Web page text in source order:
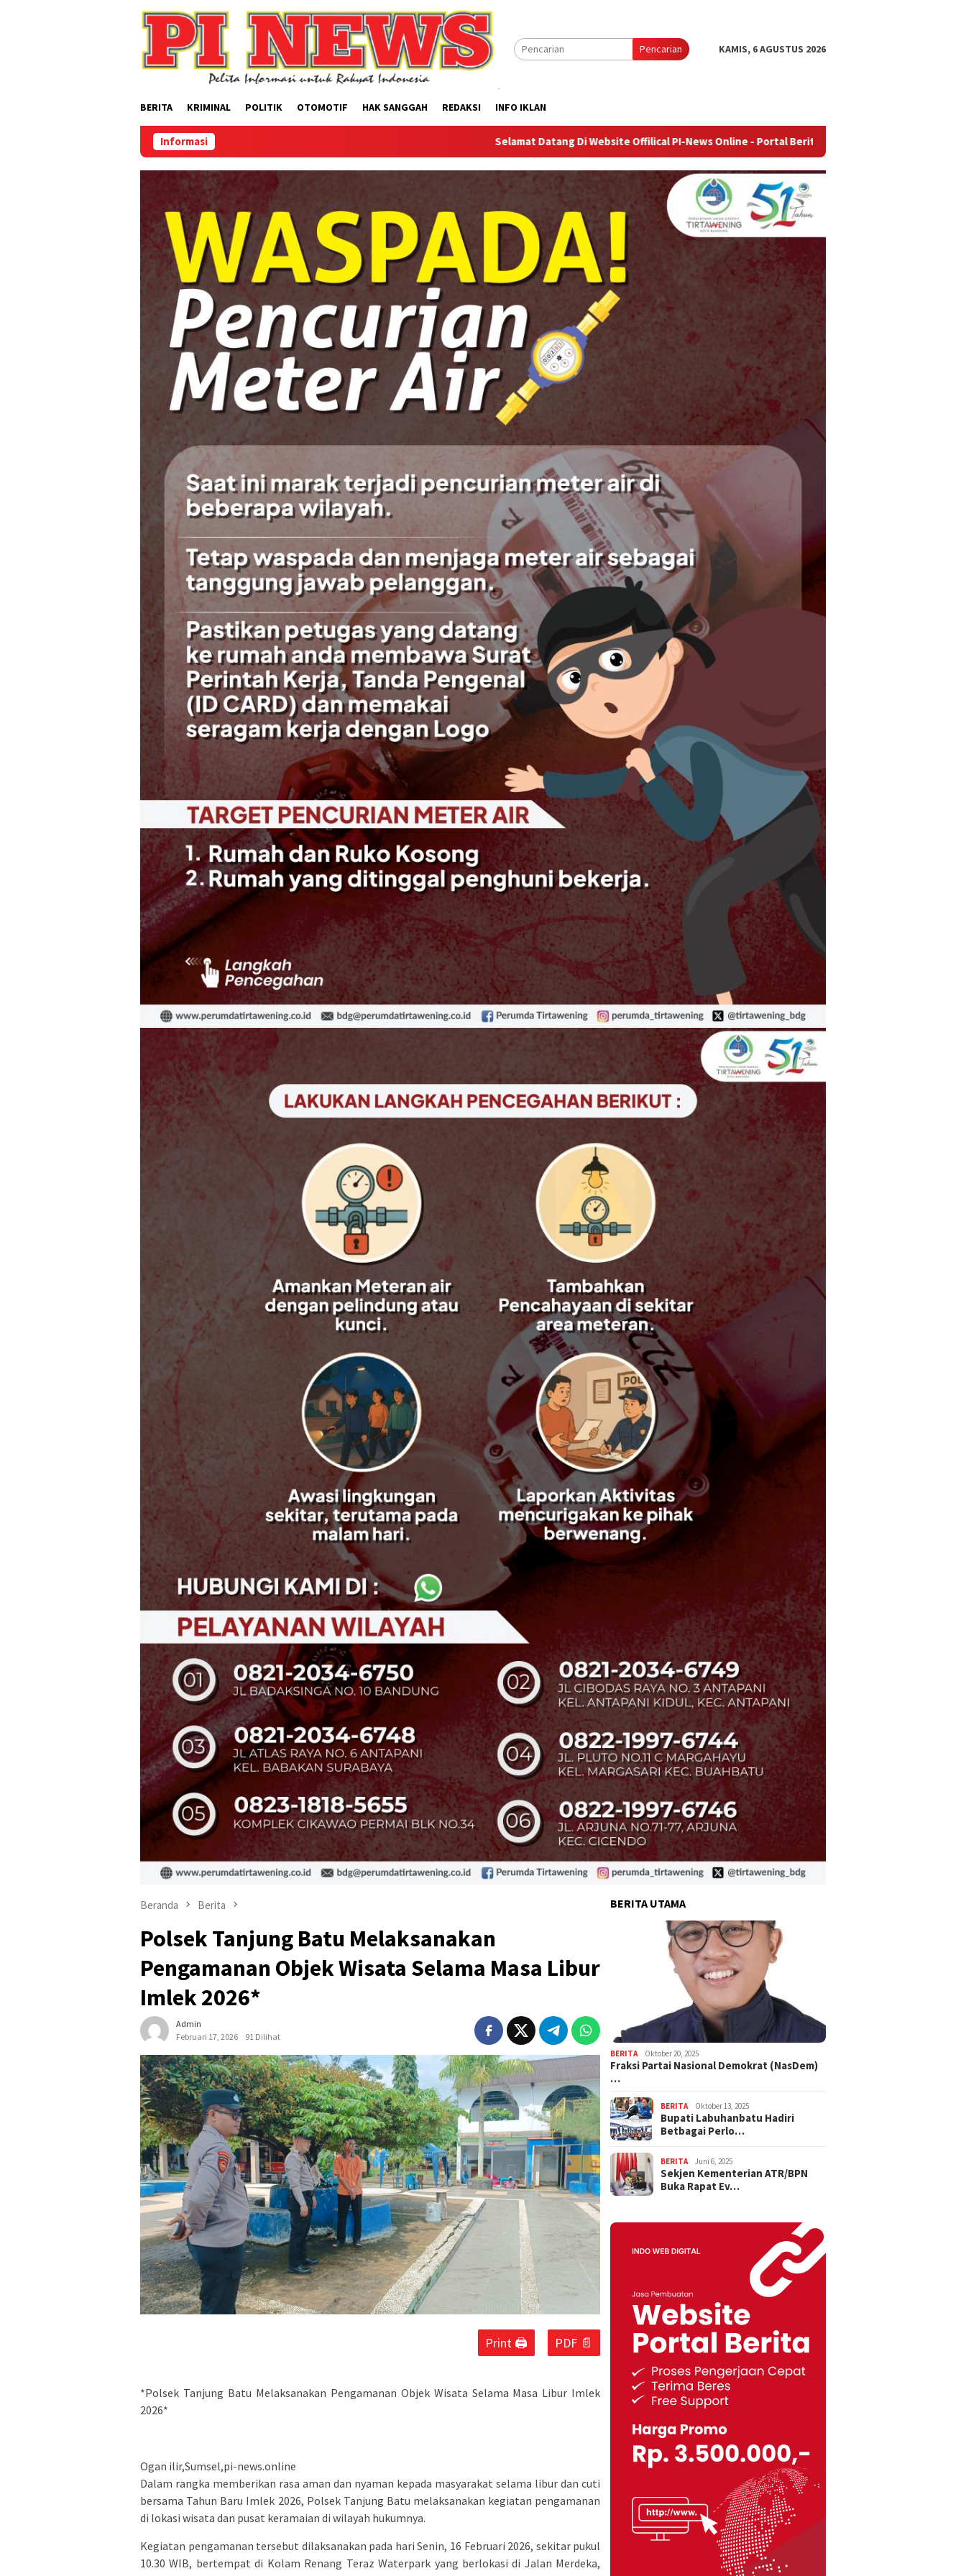
Pencarian
KAMIS, 6 AGUSTUS 2026
BERITA KRIMINAL POLITIK OTOMOTIF HAK SANGGAH REDAKSI INFO IKLAN
Informasi Selamat Datang Di Website Offilical PI-News Online - Portal Berita Terupdate & Terpercaya
Beranda Berita
Polsek Tanjung Batu Melaksanakan
Pengamanan Objek Wisata Selama Masa Libur
Imlek 2026*
Admin
Februari 17, 2026
91 Dilihat
Print 🖨 PDF 📄
*Polsek Tanjung Batu Melaksanakan Pengamanan Objek Wisata Selama Masa Libur Imlek
2026*
Ogan ilir,Sumsel,pi-news.online
Dalam rangka memberikan rasa aman dan nyaman kepada masyarakat selama libur dan cuti
bersama Tahun Baru Imlek 2026, Polsek Tanjung Batu melaksanakan kegiatan pengamanan
di lokasi wisata dan pusat keramaian di wilayah hukumnya.
Kegiatan pengamanan tersebut dilaksanakan pada hari Senin, 16 Februari 2026, sekitar pukul
10.30 WIB, bertempat di Kolam Renang Teraz Waterpark yang berlokasi di Jalan Merdeka,
BERITA UTAMA
BERITA Oktober 20, 2025
Fraksi Partai Nasional Demokrat (NasDem)
…
BERITA Oktober 13, 2025
Bupati Labuhanbatu Hadiri
Betbagai Perlo…
BERITA Juni 6, 2025
Sekjen Kementerian ATR/BPN
Buka Rapat Ev…